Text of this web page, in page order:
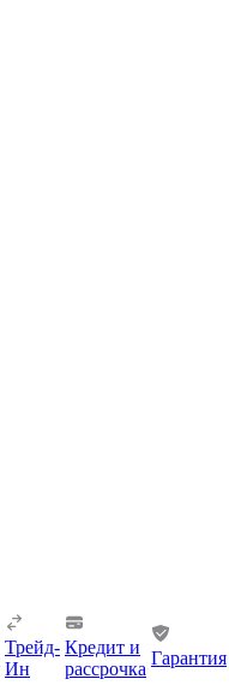
Трейд-
Ин
Кредит и
рассрочка
Гарантия